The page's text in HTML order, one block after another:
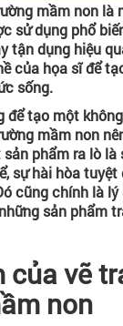
mầm non là
sử dụng phổ
tận dụng hiệu
của họa sĩ để
sống.
để tạo một
mầm non
phẩm ra lò là
sự hài hòa
cũng chính là lý
sản phẩm
của vẽ
non